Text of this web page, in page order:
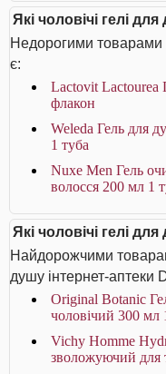
Які чоловічі гелі
Недорогими товарами
є:
Lactovit Lactourea
флакон
Weleda Гель для
1 туба
Nuxe Men Гель
волосся 200 мл 1
Які чоловічі гелі
Найдорожчими
душу інтернет-аптеки
Original Botanic
чоловічий 300 мл
Vichy Homme
зволожуючий для